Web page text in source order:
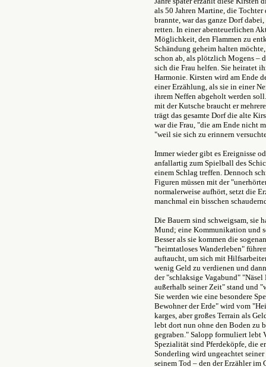
als 50 Jahren Martine, die Tochter
brannte, war das ganze Dorf
retten. In einer abenteuerlichen
Möglichkeit, den Flammen zu
Schändung geheim halten
schon ab, als plötzlich Mogens –
sich die Frau helfen. Sie heiratet
Harmonie. Kirsten wird am Ende
einer Erzählung, als sie in einer
ihrem Neffen abgeholt werden
mit der Kutsche braucht er
trägt das gesamte Dorf die alte
war die Frau, "die am Ende nicht
"weil sie sich zu erinnern
Immer wieder gibt es Ereignisse
anfallartig zum Spielball des
einem Schlag treffen. Dennoch
Figuren müssen mit der
normalerweise aufhört, setzt die
manchmal ein bisschen
Die Bauern sind schweigsam, sie
Mund; eine Kommunikation und
Besser als sie kommen die
"heimtatloses Wanderleben"
auftaucht, um sich mit
wenig Geld zu verdienen und
der "schlaksige Vagabund"
außerhalb seiner Zeit" stand und
Sie werden wie eine besondere
Bewohner der Erde" wird vom
karges, aber großes Terrain als
lebt dort nun ohne den Boden zu
gegraben." Salopp formuliert lebt
Spezialität sind Pferdeköpfe, die
Sonderling wird ungeachtet
seinem Tod – den der Erzähler im